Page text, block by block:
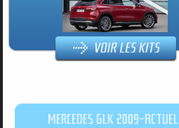
MERCEDES GLK 2009-ACTUEL